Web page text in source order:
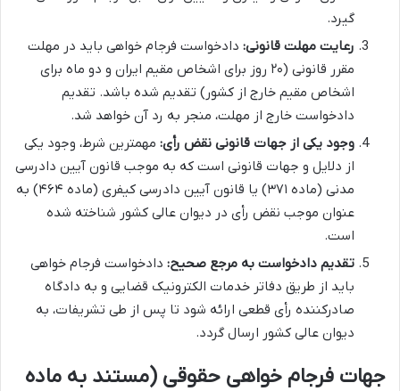
گیرد.
رعایت مهلت قانونی: دادخواست فرجام خواهی باید در مهلت
مقرر قانونی (۲۰ روز برای اشخاص مقیم ایران و دو ماه برای
اشخاص مقیم خارج از کشور) تقدیم شده باشد. تقدیم
دادخواست خارج از مهلت، منجر به رد آن خواهد شد.
وجود یکی از جهات قانونی نقض رأی: مهمترین شرط، وجود یکی
از دلایل و جهات قانونی است که به موجب قانون آیین دادرسی
مدنی (ماده ۳۷۱) یا قانون آیین دادرسی کیفری (ماده ۴۶۴) به
عنوان موجب نقض رأی در دیوان عالی کشور شناخته شده
است.
تقدیم دادخواست به مرجع صحیح: دادخواست فرجام خواهی
باید از طریق دفاتر خدمات الکترونیک قضایی و به دادگاه
صادرکننده رأی قطعی ارائه شود تا پس از طی تشریفات، به
دیوان عالی کشور ارسال گردد.
جهات فرجام خواهی حقوقی (مستند به ماده